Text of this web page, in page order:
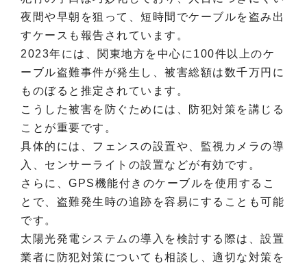
夜間や早朝を狙って、短時間でケーブルを盗み出
すケースも報告されています。
2023年には、関東地方を中心に100件以上のケ
ーブル盗難事件が発生し、被害総額は数千万円に
ものぼると推定されています。
こうした被害を防ぐためには、防犯対策を講じる
ことが重要です。
具体的には、フェンスの設置や、監視カメラの導
入、センサーライトの設置などが有効です。
さらに、GPS機能付きのケーブルを使用するこ
とで、盗難発生時の追跡を容易にすることも可能
です。
太陽光発電システムの導入を検討する際は、設置
業者に防犯対策についても相談し、適切な対策を